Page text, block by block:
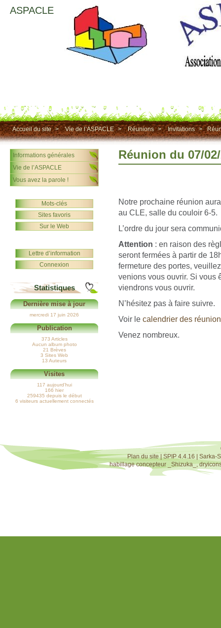
ASPACLE
Accueil du site > Vie de l’ASPACLE > Réunions > Invitations >
Réunion du 07/
Notre prochaine réunion
au CLE, salle du couloir 6-5.
L’ordre du jour sera
Attention : en raison des
seront fermées à partir de
fermeture des portes,
venions vous ouvrir. Si vous
viendrons vous ouvrir.
N’hésitez pas à faire suivre.
Voir le calendrier des
Venez nombreux.
Informations générales
Vie de l’ASPACLE
Vous avez la parole !
Mots-clés
Sites favoris
Sur le Web
Lettre d’information
Connexion
Statistiques
Dernière mise à jour
mercredi 17 juin 2026
Publication
373 Articles
Aucun album photo
21 Brèves
3 Sites Web
13 Auteurs
Visites
117 aujourd’hui
166 hier
259435 depuis le début
6 visiteurs actuellement connectés
Plan du site|SPIP 4.4.16
Sarka-
habillage concepteur
_Shizuka_,